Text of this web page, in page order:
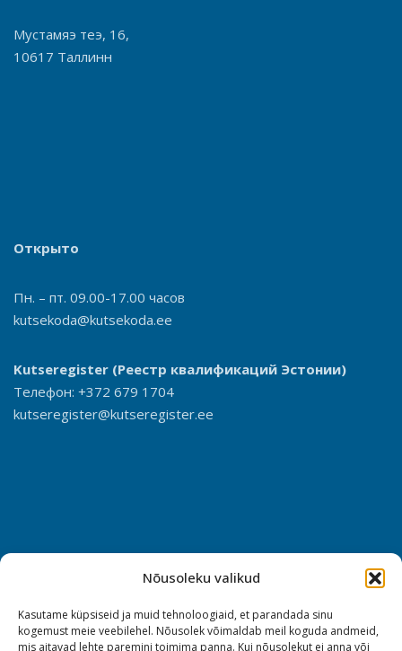
Nõusoleku valikud
Kasutame küpsiseid ja muid tehnoloogiaid, et parandada sinu
kogemust meie veebilehel. Nõusolek võimaldab meil koguda andmeid,
mis aitavad lehte paremini toimima panna. Kui nõusolekut ei anna või
Мустамяэ теэ, 16,
10617 Таллинн
Открыто
Пн. – пт. 09.00-17.00 часов
kutsekoda@kutsekoda.ee
Kutseregister (Реестр квалификаций Эстонии)
Телефон: +372 679 1704
kutseregister@kutseregister.ee